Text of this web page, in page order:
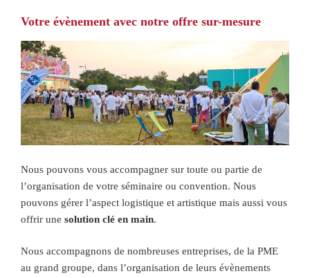
Votre évènement avec notre offre sur-mesure
Nous pouvons vous accompagner sur toute ou partie de
l’organisation de votre séminaire ou convention. Nous
pouvons gérer l’aspect logistique et artistique mais aussi vous
offrir une solution clé en main.
Nous accompagnons de nombreuses entreprises, de la PME
au grand groupe, dans l’organisation de leurs évènements